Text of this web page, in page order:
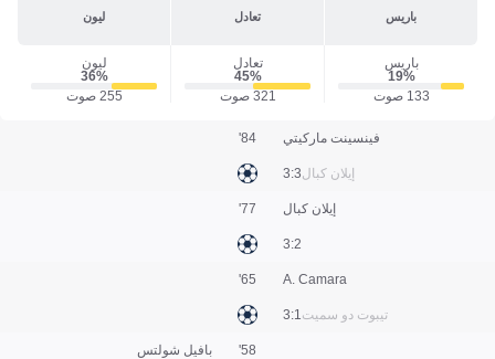
باريس تعادل ليون
باريس
19‎%‎
133 صوت
تعادل
45‎%‎
321 صوت
ليون
36‎%‎
255 صوت
فينسينت ماركيتي
إيلان كبال3:3
84'
إيلان كبال
2:3
77'
A. Camara
تيبوت دو سميت1:3
65'
بافيل شولتس 58'